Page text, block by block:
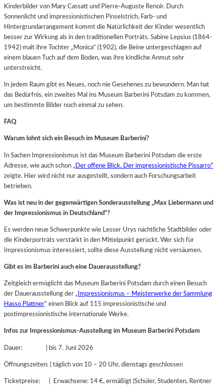
Kinderbilder von Mary Cassatt und Pierre-Auguste Renoir. Durch
Sonnenlicht und impressionistischen Pinselstrich, Farb- und
Hintergrundarrangement kommt die Natürlichkeit der Kinder wesentlich
besser zur Wirkung als in den traditionellen Porträts. Sabine Lepsius (1864-
1942) malt ihre Tochter „Monica“ (1902), die Beine untergeschlagen auf
einem blauen Tuch auf dem Boden, was ihre kindliche Anmut sehr
unterstreicht.
In jedem Raum gibt es Neues, noch nie Gesehenes zu bewundern. Man hat
das Bedürfnis, ein zweites Mal ins Museum Barberini Potsdam zu kommen,
um bestimmte Bilder noch einmal zu sehen.
FAQ
Warum lohnt sich ein Besuch im Museum Barberini?
In Sachen Impressionismus ist das Museum Barberini Potsdam die erste
Adresse, wie auch schon „ Der offene Blick. Der impressionistische Pissarro“
zeigte. Hier wird nicht nur ausgestellt, sondern auch Forschungsarbeit
betrieben.
Was ist neu in der gegenwärtigen Sonderausstellung „Max Liebermann und
der Impressionismus in Deutschland“?
Es werden neue Schwerpunkte wie Lesser Urys nächtliche Stadtbilder oder
die Kinderporträts verstärkt in den Mittelpunkt gerückt. Wer sich für
Impressionismus interessiert, sollte diese Ausstellung nicht versäumen.
Gibt es im Barberini auch eine Dauerausstellung?
Zeitgleich ermöglicht das Museum Barberini Potsdam durch einen Besuch
der Dauerausstellung der „ Impressionismus – Meisterwerke der Sammlung
Hasso Plattner“ einen Blick auf 115 impressionistische und
postimpressionistische internationale Werke.
Infos zur Impressionismus-Ausstellung im Museum Barberini Potsdam
Dauer: | bis 7. Juni 2026
Öffnungszeiten: | täglich von 10 – 20 Uhr, dienstags geschlossen
Ticketpreise: | Erwachsene: 14 €, ermäßigt (Schüler, Studenten, Rentner